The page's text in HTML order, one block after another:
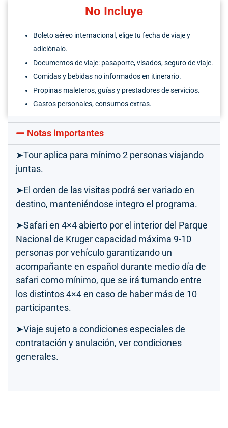
No Incluye
Boleto aéreo internacional, elige tu fecha de viaje y
adiciónalo.
Documentos de viaje: pasaporte, visados, seguro de viaje.
Comidas y bebidas no informados en itinerario.
Propinas maleteros, guías y prestadores de servicios.
Gastos personales, consumos extras.
Notas importantes
➤Tour aplica para mínimo 2 personas viajando
juntas.
➤El orden de las visitas podrá ser variado en
destino, manteniéndose integro el programa.
➤Safari en 4×4 abierto por el interior del Parque
Nacional de Kruger capacidad máxima 9-10
personas por vehículo garantizando un
acompañante en español durante medio día de
safari como mínimo, que se irá turnando entre
los distintos 4×4 en caso de haber más de 10
participantes.
➤Viaje sujeto a condiciones especiales de
contratación y anulación, ver condiciones
generales.